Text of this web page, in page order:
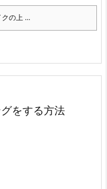
の上 ...
をする方法